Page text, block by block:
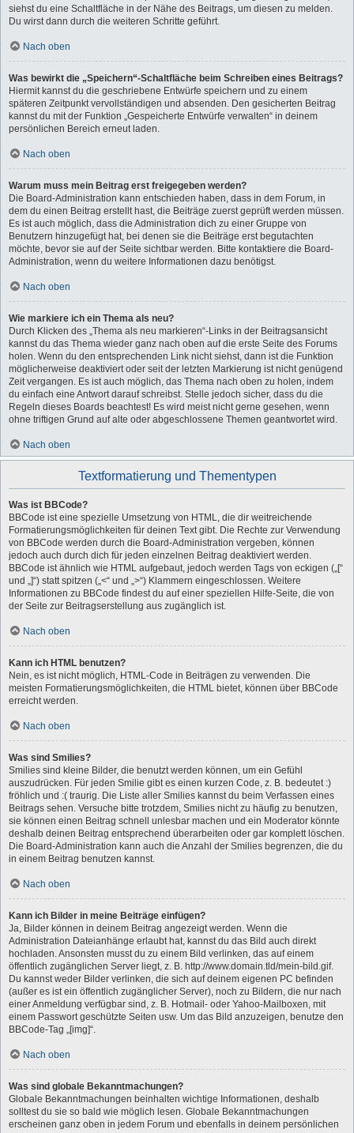
siehst du eine Schaltfläche in der Nähe des Beitrags, um diesen zu melden.
Du wirst dann durch die weiteren Schritte geführt.
Nach oben
Was bewirkt die „Speichern“-Schaltfläche beim Schreiben eines Beitrags?
Hiermit kannst du die geschriebene Entwürfe speichern und zu einem
späteren Zeitpunkt vervollständigen und absenden. Den gesicherten Beitrag
kannst du mit der Funktion „Gespeicherte Entwürfe verwalten“ in deinem
persönlichen Bereich erneut laden.
Nach oben
Warum muss mein Beitrag erst freigegeben werden?
Die Board-Administration kann entschieden haben, dass in dem Forum, in
dem du einen Beitrag erstellt hast, die Beiträge zuerst geprüft werden müssen.
Es ist auch möglich, dass die Administration dich zu einer Gruppe von
Benutzern hinzugefügt hat, bei denen sie die Beiträge erst begutachten
möchte, bevor sie auf der Seite sichtbar werden. Bitte kontaktiere die Board-
Administration, wenn du weitere Informationen dazu benötigst.
Nach oben
Wie markiere ich ein Thema als neu?
Durch Klicken des „Thema als neu markieren“-Links in der Beitragsansicht
kannst du das Thema wieder ganz nach oben auf die erste Seite des Forums
holen. Wenn du den entsprechenden Link nicht siehst, dann ist die Funktion
möglicherweise deaktiviert oder seit der letzten Markierung ist nicht genügend
Zeit vergangen. Es ist auch möglich, das Thema nach oben zu holen, indem
du einfach eine Antwort darauf schreibst. Stelle jedoch sicher, dass du die
Regeln dieses Boards beachtest! Es wird meist nicht gerne gesehen, wenn
ohne triftigen Grund auf alte oder abgeschlossene Themen geantwortet wird.
Nach oben
Textformatierung und Thementypen
Was ist BBCode?
BBCode ist eine spezielle Umsetzung von HTML, die dir weitreichende
Formatierungsmöglichkeiten für deinen Text gibt. Die Rechte zur Verwendung
von BBCode werden durch die Board-Administration vergeben, können
jedoch auch durch dich für jeden einzelnen Beitrag deaktiviert werden.
BBCode ist ähnlich wie HTML aufgebaut, jedoch werden Tags von eckigen („[“
und „]“) statt spitzen („<“ und „>“) Klammern eingeschlossen. Weitere
Informationen zu BBCode findest du auf einer speziellen Hilfe-Seite, die von
der Seite zur Beitragserstellung aus zugänglich ist.
Nach oben
Kann ich HTML benutzen?
Nein, es ist nicht möglich, HTML-Code in Beiträgen zu verwenden. Die
meisten Formatierungsmöglichkeiten, die HTML bietet, können über BBCode
erreicht werden.
Nach oben
Was sind Smilies?
Smilies sind kleine Bilder, die benutzt werden können, um ein Gefühl
auszudrücken. Für jeden Smilie gibt es einen kurzen Code, z. B. bedeutet :)
fröhlich und :( traurig. Die Liste aller Smilies kannst du beim Verfassen eines
Beitrags sehen. Versuche bitte trotzdem, Smilies nicht zu häufig zu benutzen,
sie können einen Beitrag schnell unlesbar machen und ein Moderator könnte
deshalb deinen Beitrag entsprechend überarbeiten oder gar komplett löschen.
Die Board-Administration kann auch die Anzahl der Smilies begrenzen, die du
in einem Beitrag benutzen kannst.
Nach oben
Kann ich Bilder in meine Beiträge einfügen?
Ja, Bilder können in deinem Beitrag angezeigt werden. Wenn die
Administration Dateianhänge erlaubt hat, kannst du das Bild auch direkt
hochladen. Ansonsten musst du zu einem Bild verlinken, das auf einem
öffentlich zugänglichen Server liegt, z. B. http://www.domain.tld/mein-bild.gif.
Du kannst weder Bilder verlinken, die sich auf deinem eigenen PC befinden
(außer es ist ein öffentlich zugänglicher Server), noch zu Bildern, die nur nach
einer Anmeldung verfügbar sind, z. B. Hotmail- oder Yahoo-Mailboxen, mit
einem Passwort geschützte Seiten usw. Um das Bild anzuzeigen, benutze den
BBCode-Tag „[img]“.
Nach oben
Was sind globale Bekanntmachungen?
Globale Bekanntmachungen beinhalten wichtige Informationen, deshalb
solltest du sie so bald wie möglich lesen. Globale Bekanntmachungen
erscheinen ganz oben in jedem Forum und ebenfalls in deinem persönlichen